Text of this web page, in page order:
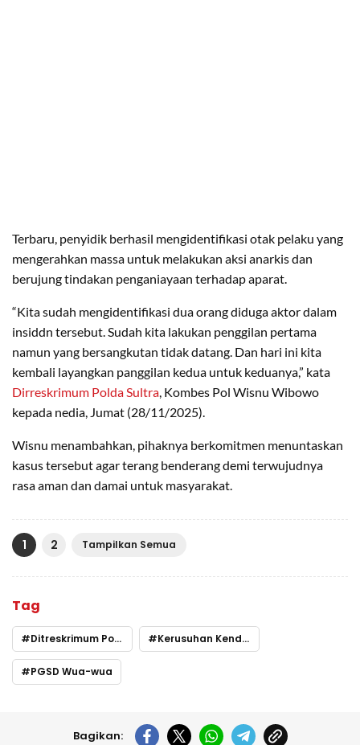
Terbaru, penyidik berhasil mengidentifikasi otak pelaku yang
mengerahkan massa untuk melakukan aksi anarkis dan
berujung tindakan penganiayaan terhadap aparat.
“Kita sudah mengidentifikasi dua orang diduga aktor dalam
insiddn tersebut. Sudah kita lakukan penggilan pertama
namun yang bersangkutan tidak datang. Dan hari ini kita
kembali layangkan panggilan kedua untuk keduanya,” kata
Dirreskrimum Polda Sultra , Kombes Pol Wisnu Wibowo
kepada nedia, Jumat (28/11/2025).
Wisnu menambahkan, pihaknya berkomitmen menuntaskan
kasus tersebut agar terang benderang demi terwujudnya
rasa aman dan damai untuk masyarakat.
1 2 Tampilkan Semua
Tag
Ditreskrimum Polda Sultra Kerusuhan Kendari
PGSD Wua-wua
Bagikan: